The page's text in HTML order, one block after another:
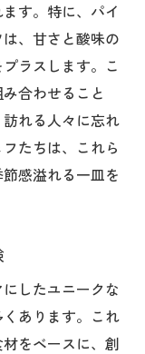
ング
ンス
む
トランの新提
文化
す。特に、パイ
、甘さと酸味の
ラスします。こ
合わせること
れる人々に忘れ
たちは、これら
感溢れる一皿を
したユニークな
あります。これ
をベースに、創